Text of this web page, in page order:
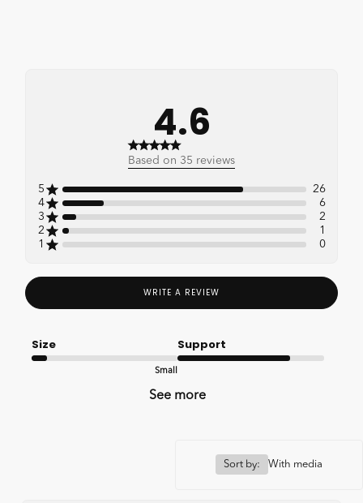
4.6
4.6 out of 5 stars 35 total
Based on 35 reviews
5
26
4
6
3
2
2
1
1
0
WRITE A REVIEW
Size
Small
Support
See more
Sort by: With media